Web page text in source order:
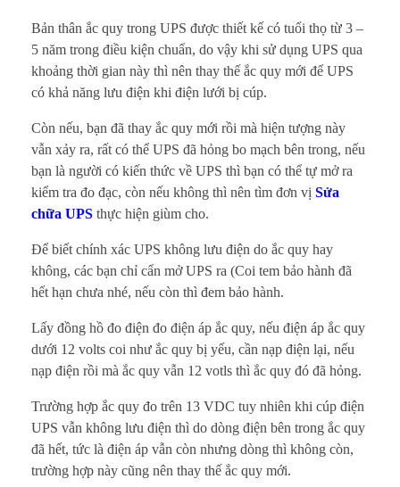
g
l
ư
u
đ
i
ệ
n
k
ê
u
t
í
Bản thân ắc quy trong UPS được thiết kế có tuổi thọ từ 3 –
5 năm trong điều kiện chuẩn, do vậy khi sử dụng UPS qua
khoảng thời gian này thì nên thay thế ắc quy mới để UPS
có khả năng lưu điện khi điện lưới bị cúp.
Còn nếu, bạn đã thay ắc quy mới rồi mà hiện tượng này
vẫn xảy ra, rất có thể UPS đã hỏng bo mạch bên trong, nếu
bạn là người có kiến thức về UPS thì bạn có thể tự mở ra
kiểm tra đo đạc, còn nếu không thì nên tìm đơn vị Sửa
chữa UPS thực hiện giùm cho.
Để biết chính xác UPS không lưu điện do ắc quy hay
không, các bạn chỉ cẩn mở UPS ra (Coi tem bảo hành đã
hết hạn chưa nhé, nếu còn thì đem bảo hành.
Lấy đồng hồ đo điện đo điện áp ắc quy, nếu điện áp ắc quy
dưới 12 volts coi như ắc quy bị yếu, cần nạp điện lại, nếu
nạp điện rồi mà ắc quy vẫn 12 votls thì ắc quy đó đã hỏng.
Trường hợp ắc quy đo trên 13 VDC tuy nhiên khi cúp điện
UPS vẫn không lưu điện thì do dòng điện bên trong ắc quy
đã hết, tức là điện áp vẫn còn nhưng dòng thì không còn,
trường hợp này cũng nên thay thế ắc quy mới.